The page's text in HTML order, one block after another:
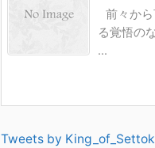
前々か
る覚悟の
...
Tweets by